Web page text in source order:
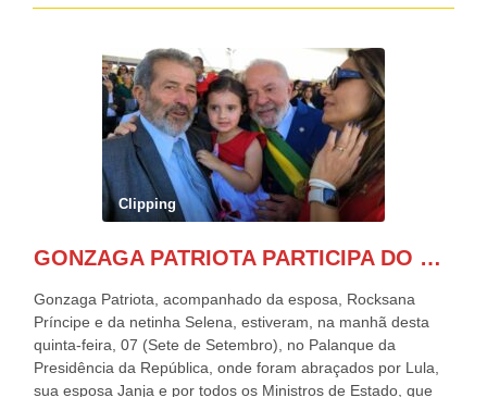
Clipping
GONZAGA PATRIOTA PARTICIPA DO DESFILE DA INDEPENDÊNCIA NO PALANQUE DA PRESIDÊNCIA DA REPÚBLICA E É ABRAÇADO POR LULA E POR GERALDO ALCKMIN.
Gonzaga Patriota, acompanhado da esposa, Rocksana
Príncipe e da netinha Selena, estiveram, na manhã desta
quinta-feira, 07 (Sete de Setembro), no Palanque da
Presidência da República, onde foram abraçados por Lula,
sua esposa Janja e por todos os Ministros de Estado, que